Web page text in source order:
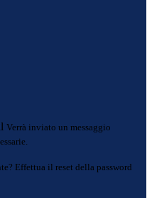
Verrà inviato un messaggio
Effettua il reset della password